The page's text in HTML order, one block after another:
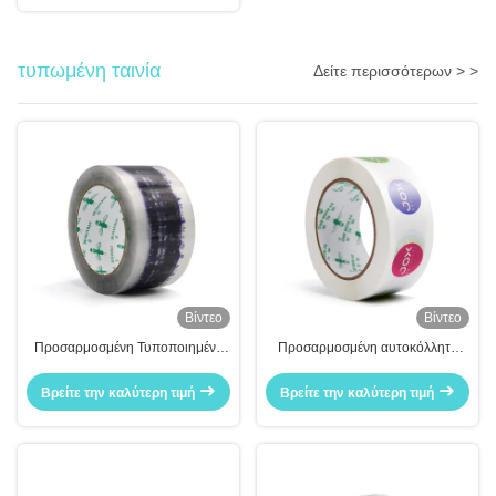
τυπωμένη ταινία Δείτε περισσότερων > >
Βίντεο
Προσαρμοσμένη Τυποποιημένη
Λογικού
Βρείτε την καλύτερη τιμή
Βίντεο
Προσαρμοσμένη αυτοκόλλητη
συσκευασία
Βρείτε την καλύτερη τιμή